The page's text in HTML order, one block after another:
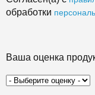
обработки
Ваша оценка